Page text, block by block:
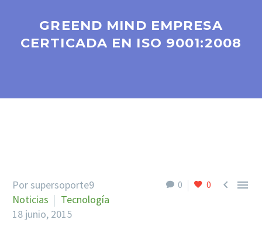
GREEND MIND EMPRESA
CERTICADA EN ISO 9001:2008
0 0  
Por supersoporte9
Noticias
Tecnología
18 junio, 2015